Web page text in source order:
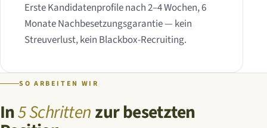
Erste Kandidatenprofile nach 2–4 Wochen, 6
Monate Nachbesetzungsgarantie — kein
Streuverlust, kein Blackbox-Recruiting.
SO ARBEITEN WIR
In5 Schrittenzur besetzten